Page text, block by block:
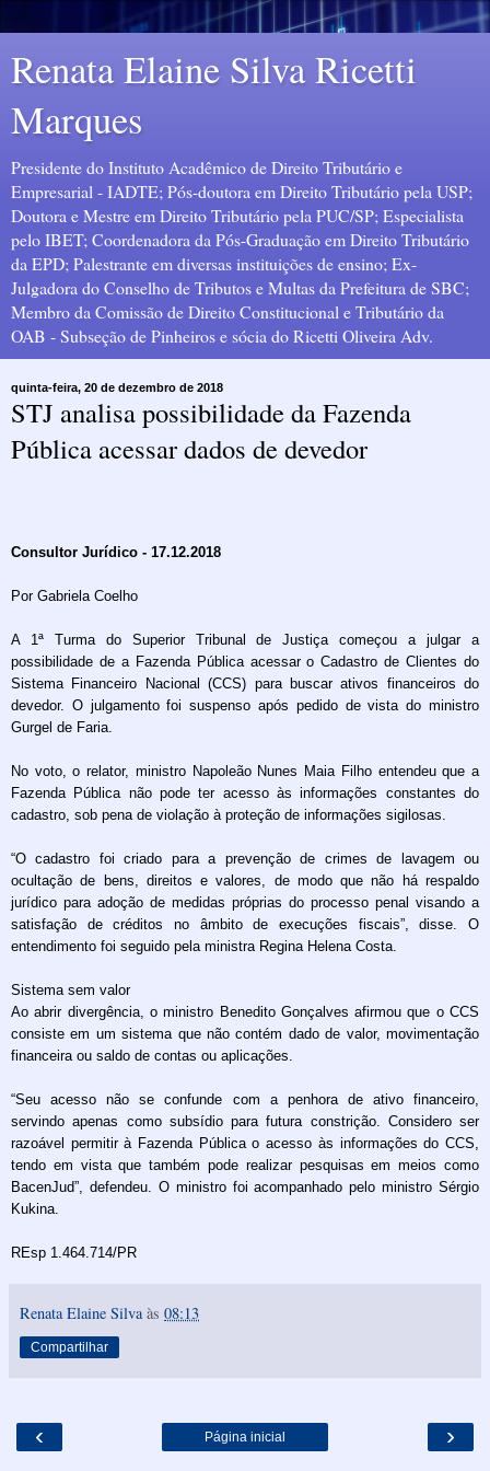
Renata Elaine Silva Ricetti
Marques
Presidente do Instituto Acadêmico de Direito Tributário e
Empresarial - IADTE; Pós-doutora em Direito Tributário pela USP;
Doutora e Mestre em Direito Tributário pela PUC/SP; Especialista
pelo IBET; Coordenadora da Pós-Graduação em Direito Tributário
da EPD; Palestrante em diversas instituições de ensino; Ex-
Julgadora do Conselho de Tributos e Multas da Prefeitura de SBC;
Membro da Comissão de Direito Constitucional e Tributário da
OAB - Subseção de Pinheiros e sócia do Ricetti Oliveira Adv.
quinta-feira, 20 de dezembro de 2018
STJ analisa possibilidade da Fazenda
Pública acessar dados de devedor
Consultor Jurídico - 17.12.2018
Por Gabriela Coelho
A 1ª Turma do Superior Tribunal de Justiça começou a julgar a
possibilidade de a Fazenda Pública acessar o Cadastro de Clientes do
Sistema Financeiro Nacional (CCS) para buscar ativos financeiros do
devedor. O julgamento foi suspenso após pedido de vista do ministro
Gurgel de Faria.
No voto, o relator, ministro Napoleão Nunes Maia Filho entendeu que a
Fazenda Pública não pode ter acesso às informações constantes do
cadastro, sob pena de violação à proteção de informações sigilosas.
“O cadastro foi criado para a prevenção de crimes de lavagem ou
ocultação de bens, direitos e valores, de modo que não há respaldo
jurídico para adoção de medidas próprias do processo penal visando a
satisfação de créditos no âmbito de execuções fiscais”, disse. O
entendimento foi seguido pela ministra Regina Helena Costa.
Sistema sem valor
Ao abrir divergência, o ministro Benedito Gonçalves afirmou que o CCS
consiste em um sistema que não contém dado de valor, movimentação
financeira ou saldo de contas ou aplicações.
“Seu acesso não se confunde com a penhora de ativo financeiro,
servindo apenas como subsídio para futura constrição. Considero ser
razoável permitir à Fazenda Pública o acesso às informações do CCS,
tendo em vista que também pode realizar pesquisas em meios como
BacenJud”, defendeu. O ministro foi acompanhado pelo ministro Sérgio
Kukina.
REsp 1.464.714/PR
Renata Elaine Silva às 08:13
Compartilhar
‹ ›
Página inicial